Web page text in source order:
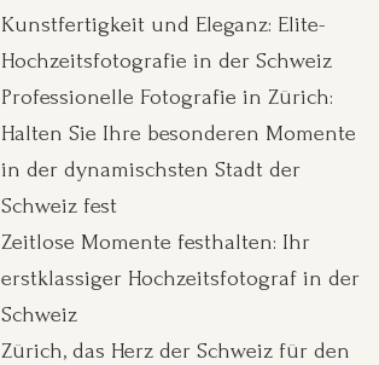
Kunstfertigkeit und Eleganz: Elite-
Hochzeitsfotografie in der Schweiz
Professionelle Fotografie in Zürich:
Halten Sie Ihre besonderen Momente
in der dynamischsten Stadt der
Schweiz fest
Zeitlose Momente festhalten: Ihr
erstklassiger Hochzeitsfotograf in der
Schweiz
Zürich, das Herz der Schweiz für den